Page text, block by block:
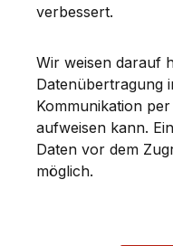
verbessert.
Wir weisen darauf
Datenübertragung
Kommunikation
aufweisen kann.
Daten vor dem
möglich.